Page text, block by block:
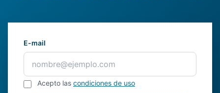
E-mail
Acepto las condiciones de uso